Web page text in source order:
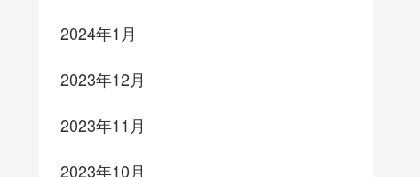
2024年1月
2023年12月
2023年11月
2023年10月